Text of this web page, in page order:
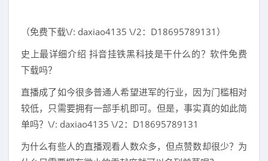
（免费下载\/: daxiao4135 \/2：D18695789131）
史上最详细介绍 抖音挂铁黑科技是干什么的？软件免费
下载吗？
直播成了如今很多普通人希望进军的行业，因为门槛相对
较低，只需要拥有一部手机即可。但是，事实真的如此简
单吗？\/: daxiao4135 \/2：D18695789131
为什么有些人的直播观看人数众多，但点赞数却很少？为